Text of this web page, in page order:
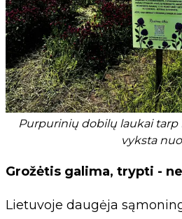
Purpurinių dobilų laukai tarp
vyksta
Grožėtis galima, trypti - ne
Lietuvoje daugėja